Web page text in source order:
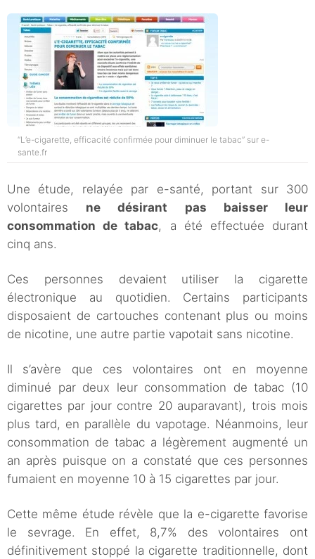
“L’e-cigarette, efficacité confirmée pour diminuer le tabac” sur e-
sante.fr
Une étude, relayée par e-santé, portant sur 300
volontaires ne désirant pas baisser leur
consommation de tabac, a été effectuée durant
cinq ans.
Ces personnes devaient utiliser la cigarette
électronique au quotidien. Certains participants
disposaient de cartouches contenant plus ou moins
de nicotine, une autre partie vapotait sans nicotine.
Il s’avère que ces volontaires ont en moyenne
diminué par deux leur consommation de tabac (10
cigarettes par jour contre 20 auparavant), trois mois
plus tard, en parallèle du vapotage. Néanmoins, leur
consommation de tabac a légèrement augmenté un
an après puisque on a constaté que ces personnes
fumaient en moyenne 10 à 15 cigarettes par jour.
Cette même étude révèle que la e-cigarette favorise
le sevrage. En effet, 8,7% des volontaires ont
définitivement stoppé la cigarette traditionnelle, dont